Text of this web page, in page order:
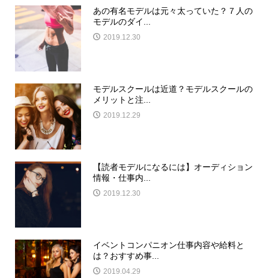
あの有名モデルは元々太っていた？７人の
モデルのダイ...
2019.12.30
モデルスクールは近道？モデルスクールの
メリットと注...
2019.12.29
【読者モデルになるには】オーディション
情報・仕事内...
2019.12.30
イベントコンパニオン仕事内容や給料と
は？おすすめ事...
2019.04.29